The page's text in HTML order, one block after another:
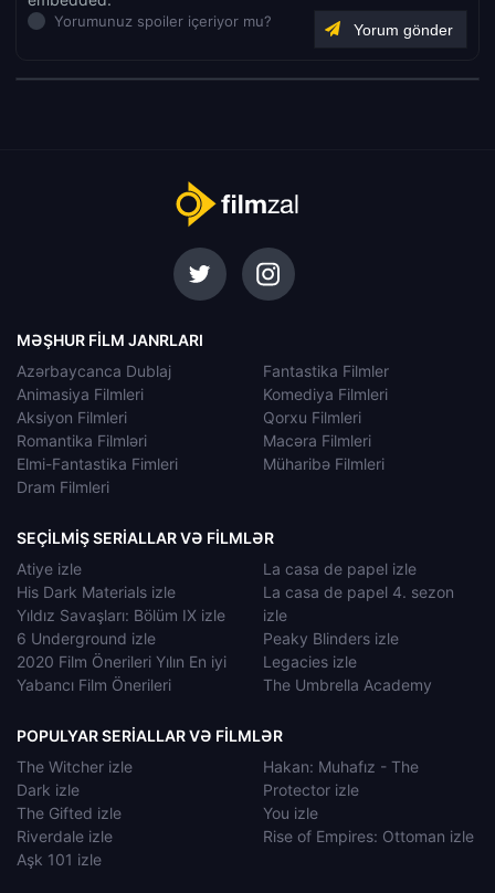
Yorumunuz spoiler içeriyor mu?
MƏŞHUR FILM JANRLARI
Azərbaycanca Dublaj
Animasiya Filmleri
Aksiyon Filmleri
Romantika Filmləri
Elmi-Fantastika Fimleri
Dram Filmleri
Fantastika Filmler
Komediya Filmleri
Qorxu Filmleri
Macəra Filmleri
Müharibə Filmleri
SEÇILMIŞ SERIALLAR VƏ FILMLƏR
Atiye izle
His Dark Materials izle
Yıldız Savaşları: Bölüm IX izle
6 Underground izle
2020 Film Önerileri Yılın En iyi
Yabancı Film Önerileri
La casa de papel izle
La casa de papel 4. sezon
izle
Peaky Blinders izle
Legacies izle
The Umbrella Academy
POPULYAR SERIALLAR VƏ FILMLƏR
The Witcher izle
Dark izle
The Gifted izle
Riverdale izle
Aşk 101 izle
Hakan: Muhafız - The
Protector izle
You izle
Rise of Empires: Ottoman izle